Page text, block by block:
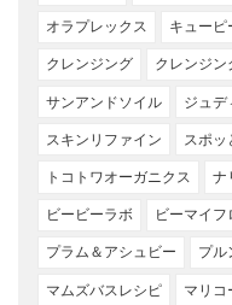
オラプレックス キューピ
クレンジング クレンジン
サンアンドソイル ジュデ
スキンリファイン スポッ
トコトワオーガニクス ナ
ビービーラボ ビーマイフ
プラム＆アシュビー プル
マムズバスレシピ マリコ